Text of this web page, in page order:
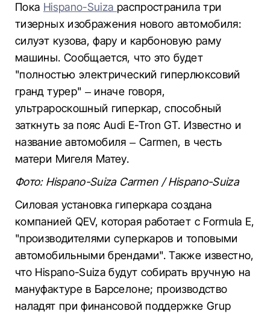
Пока Hispano-Suiza распространила три
тизерных изображения нового автомобиля:
силуэт кузова, фару и карбоновую раму
машины. Сообщается, что это будет
"полностью электрический гиперлюксовий
гранд турер" – иначе говоря,
ультрароскошный гиперкар, способный
заткнуть за пояс Audi E-Tron GT. Известно и
название автомобиля – Carmen, в честь
матери Мигеля Матеу.
Фото: Hispano-Suiza Carmen / Hispano-Suiza
Силовая установка гиперкара создана
компанией QEV, которая работает с Formula E,
"производителями суперкаров и топовыми
автомобильными брендами". Также известно,
что Hispano-Suiza будут собирать вручную на
мануфактуре в Барселоне; производство
наладят при финансовой поддержке Grup